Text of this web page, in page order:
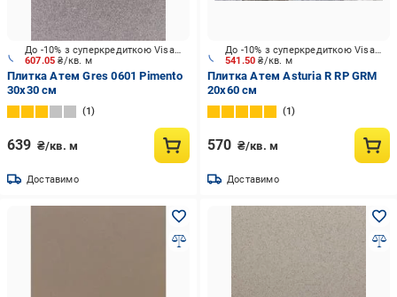
607.05₴/кв. м
До -10% з суперкредиткою Visa Вигода
Плитка Атем Gres 0601 Pimento
30x30 см
1
639 ₴/кв. м
Доставимо
541.50₴/кв. м
До -10% з суперкредиткою Visa Вигода
Плитка Атем Asturia R RP GRM
20х60 см
1
570 ₴/кв. м
Доставимо